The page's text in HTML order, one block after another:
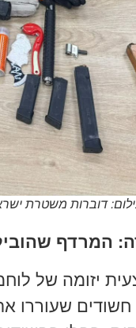
דוברות משטרת
המרדף
יזומה של
חשודים